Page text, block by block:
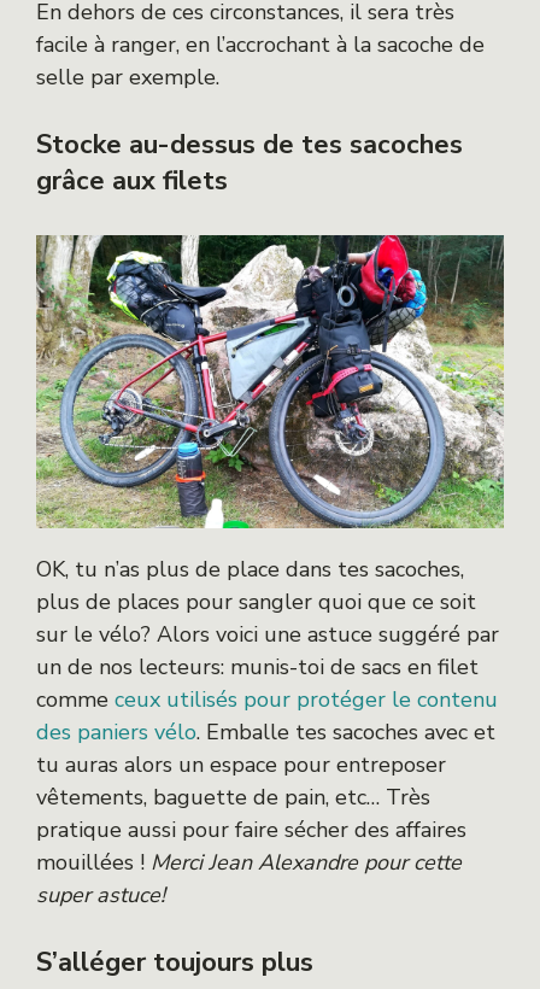
En dehors de ces circonstances, il sera très
facile à ranger, en l’accrochant à la sacoche de
selle par exemple.
Stocke au-dessus de tes sacoches
grâce aux filets
OK, tu n’as plus de place dans tes sacoches,
plus de places pour sangler quoi que ce soit
sur le vélo? Alors voici une astuce suggéré par
un de nos lecteurs: munis-toi de sacs en filet
comme ceux utilisés pour protéger le contenu
des paniers vélo. Emballe tes sacoches avec et
tu auras alors un espace pour entreposer
vêtements, baguette de pain, etc… Très
pratique aussi pour faire sécher des affaires
mouillées ! Merci Jean Alexandre pour cette
super astuce!
S’alléger toujours plus